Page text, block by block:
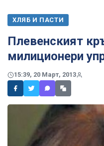
ХЛЯБ И ПАСТИ
Плевенският
милиционери
15:39, 20 Март, 2013